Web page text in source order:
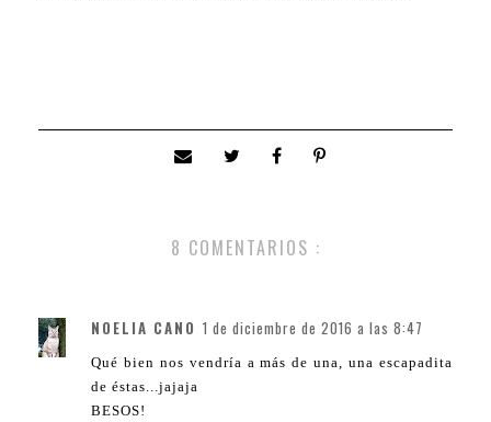
8 COMENTARIOS :
NOELIA CANO 1 de diciembre de 2016 a las 8:47
Qué bien nos vendría a más de una, una escapadita
de éstas...jajaja
BESOS!